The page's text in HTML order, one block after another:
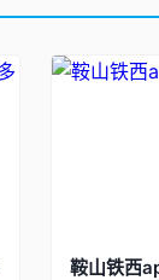
鞍山铁西